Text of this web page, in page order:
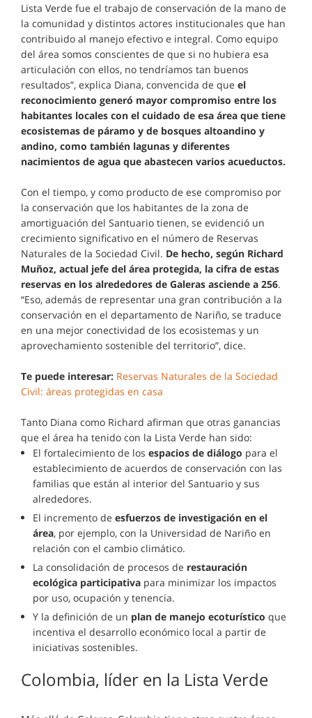
Lista Verde fue el trabajo de conservación de la mano de
la comunidad y distintos actores institucionales que han
contribuido al manejo efectivo e integral. Como equipo
del área somos conscientes de que si no hubiera esa
articulación con ellos, no tendríamos tan buenos
resultados”, explica Diana, convencida de que el
reconocimiento generó mayor compromiso entre los
habitantes locales con el cuidado de esa área que tiene
ecosistemas de páramo y de bosques altoandino y
andino, como también lagunas y diferentes
nacimientos de agua que abastecen varios acueductos.
Con el tiempo, y como producto de ese compromiso por
la conservación que los habitantes de la zona de
amortiguación del Santuario tienen, se evidenció un
crecimiento significativo en el número de Reservas
Naturales de la Sociedad Civil. De hecho, según Richard
Muñoz, actual jefe del área protegida, la cifra de estas
reservas en los alrededores de Galeras asciende a 256.
“Eso, además de representar una gran contribución a la
conservación en el departamento de Nariño, se traduce
en una mejor conectividad de los ecosistemas y un
aprovechamiento sostenible del territorio”, dice.
Te puede interesar: Reservas Naturales de la Sociedad
Civil: áreas protegidas en casa
Tanto Diana como Richard afirman que otras ganancias
que el área ha tenido con la Lista Verde han sido:
El fortalecimiento de los espacios de diálogo para el
establecimiento de acuerdos de conservación con las
familias que están al interior del Santuario y sus
alrededores.
El incremento de esfuerzos de investigación en el
área, por ejemplo, con la Universidad de Nariño en
relación con el cambio climático.
La consolidación de procesos de restauración
ecológica participativa para minimizar los impactos
por uso, ocupación y tenencia.
Y la definición de un plan de manejo ecoturístico que
incentiva el desarrollo económico local a partir de
iniciativas sostenibles.
Colombia, líder en la Lista Verde